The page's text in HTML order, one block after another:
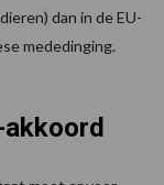
dan in de EU-
mededinging.